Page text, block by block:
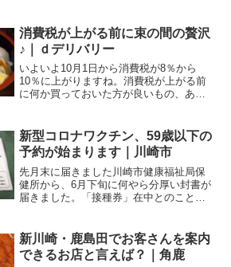
消費税が上がる前に束の間の贅沢
♪｜ｄデリバリー
いよいよ10月1日から消費税が8％から
10％に上がりますね。消費税が上がる前
に何か買っておいた方が良いもの、ある
フレーム合わせて1万円くらいの安価なも
のですが。↑1万円...
新型コロナワクチン、59歳以下の
予約が始まります｜川崎市
先月末に届きました川崎市健康福祉局保
健所から、6月下旬に何やら分厚い封書が
届きました。「接種券」在中とのこと。
庭ごとではなく、個人で届くのですね。
我が家は主人と二人暮ら...
新川崎・鹿島田でお客さんを案内
できるお店と言えば？｜角鹿